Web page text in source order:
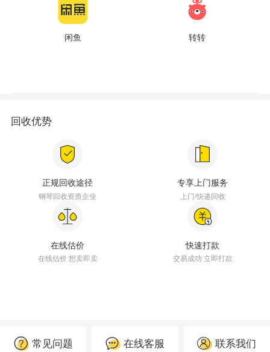
闲鱼 转转
回收优势
正规回收途径
钢琴回收资质企业
专享上门服务
上门/快递回收
在线估价
在线估价 想卖即卖
快速打款
交易成功 立即打款
常见问题 在线客服 联系我们